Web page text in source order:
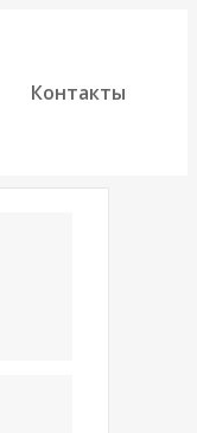
Контакты